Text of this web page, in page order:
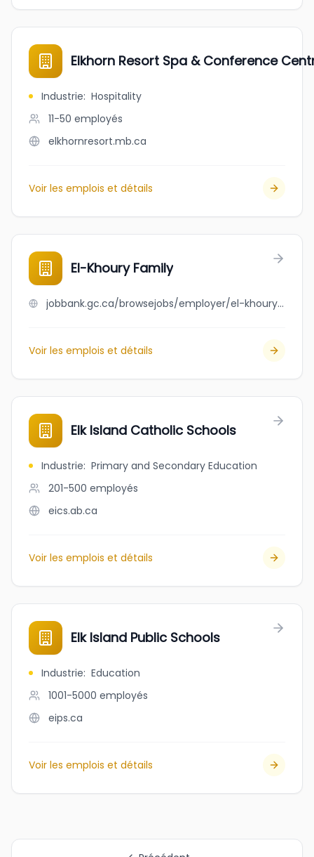
Elkhorn Resort Spa & Conference
Industrie: Hospitality
11-50 employés
elkhornresort.mb.ca
Voir les emplois et détails
El-Khoury Family
jobbank.gc.ca/browsejobs/employer/el-khoury+family/ca
Voir les emplois et détails
Elk Island Catholic Schools
Industrie: Primary and Secondary Education
201-500 employés
eics.ab.ca
Voir les emplois et détails
Elk Island Public Schools
Industrie: Education
1001-5000 employés
eips.ca
Voir les emplois et détails